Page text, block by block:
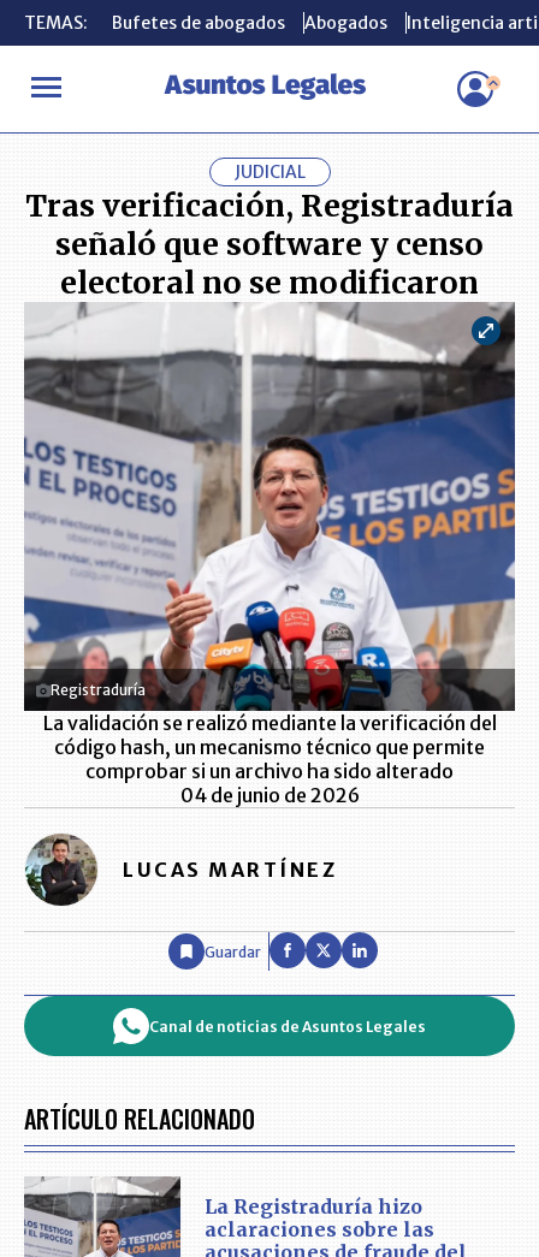
TEMAS: Bufetes de abogados Abogados Inteligencia
INICIO ACTUALIDAD Tras verificación, Registraduría señaló
TEMAS: Bufetes de abogados Abogados Inteligencia
JUDICIAL
Tras verificación, Registraduría
señaló que software y censo
electoral no se modificaron
Registraduría
La validación se realizó mediante la verificación del
código hash, un mecanismo técnico que permite
comprobar si un archivo ha sido alterado
04 de junio de 2026
LUCAS MARTÍNEZ
Guardar
Canal de noticias de Asuntos Legales
ARTÍCULO RELACIONADO
La Registraduría hizo
aclaraciones sobre las